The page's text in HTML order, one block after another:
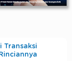
Transaksi